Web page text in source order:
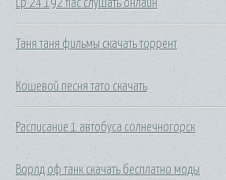
Lp 24 192 flac слушать онлайн
Таня таня фильмы скачать торрент
Кошевой песня тато скачать
Расписание 1 автобуса солнечногорск
Ворлд оф танк скачать бесплатно моды